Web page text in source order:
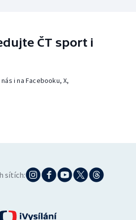
ČT sport i
i na Facebooku, X,
sítích: